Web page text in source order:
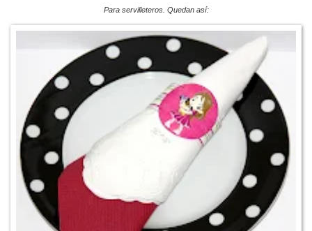
Para servilleteros. Quedan así: